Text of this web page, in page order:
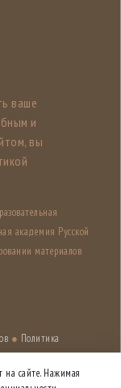
ваше
и
вы
академия Русской
материалов
● Политика
сайте. Нажимая